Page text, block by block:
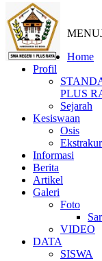
Home
Profil
PLUS
Sejarah
Kesiswaan
Osis
Informasi
Berita
Artikel
Galeri
Foto
VIDEO
DATA
SISWA